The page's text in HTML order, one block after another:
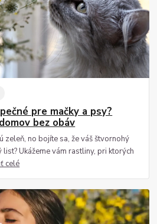
pre mačky a psy?
bez obáv
zeleň, no bojíte sa, že váš štvornohý
Ukážeme vám rastliny, pri ktorých
celé